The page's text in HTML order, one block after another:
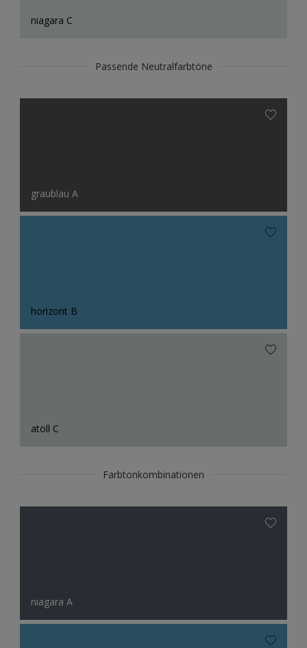
niagara C
Passende Neutralfarbtöne
graublau A
horizont B
atoll C
Farbtonkombinationen
niagara A